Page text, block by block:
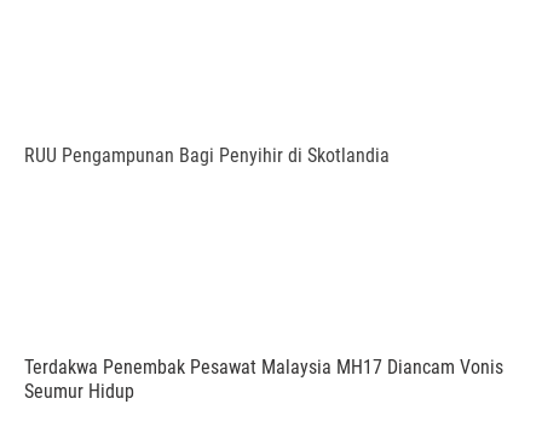
RUU Pengampunan Bagi Penyihir di Skotlandia
Terdakwa Penembak Pesawat Malaysia MH17 Diancam Vonis
Seumur Hidup